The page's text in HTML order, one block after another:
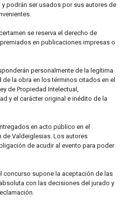
podrán ser usados por sus autores de
se reserva el derecho de
en publicaciones impresas o
personalmente de la legítima
la obra en los términos citados en el
de Propiedad Intelectual,
y el carácter original e inédito de la
en acto público en el
de Valdeiglesias. Los autores
de acudir al evento para poder
concurso supone la aceptación de las
con las decisiones del jurado y